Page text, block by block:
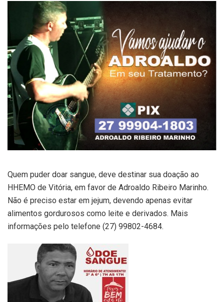
Quem puder doar sangue, deve destinar sua doação ao
HHEMO de Vitória, em favor de Adroaldo Ribeiro Marinho.
Não é preciso estar em jejum, devendo apenas evitar
alimentos gordurosos como leite e derivados. Mais
informações pelo telefone (27) 99802-4684.